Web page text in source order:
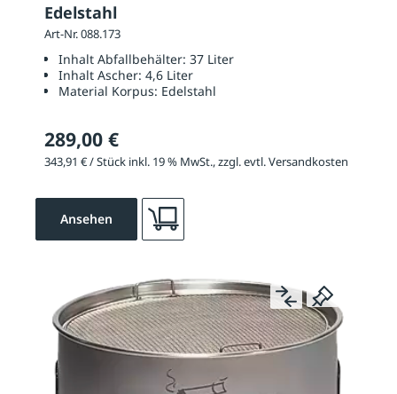
Edelstahl
Art-Nr. 088.173
Inhalt Abfallbehälter: 37 Liter
Inhalt Ascher: 4,6 Liter
Material Korpus: Edelstahl
289,00 €
343,91 € / Stück inkl. 19 % MwSt., zzgl. evtl. Versandkosten
Ansehen